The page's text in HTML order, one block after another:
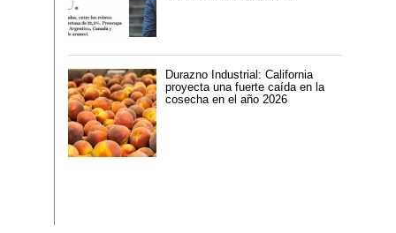
Durazno Industrial: California
proyecta una fuerte caída en la
cosecha en el año 2026